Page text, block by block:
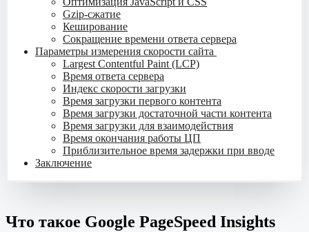
Gzip-сжатие
Кеширование
Сокращение времени ответа сервера
Параметры измерения скорости сайта
Largest Contentful Paint (LCP)
Время ответа сервера
Индекс скорости загрузки
Время загрузки первого контента
Время загрузки достаточной части контента
Время загрузки для взаимодействия
Время окончания работы ЦП
Приблизительное время задержки при вводе
Заключение
Что такое Google PageSpeed Insights